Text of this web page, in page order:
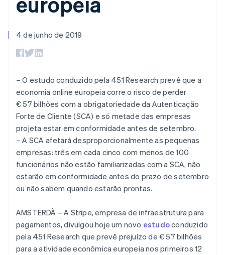
de 125
Authorization
de aceitação
Link
Checkout
Recognition
Automação
de dados
Mais
Product roadmap
Veja o que está chegando
Radar
Prevenção de fraudes
Atlas
Incorporação de startups
Remoção de carbono
Marketplaces
SaaS
Por setor
Empresas de IA
Economia de criadores
Jogos
Hospitalidade, viagens
e lazer
Seguros
Organizações sem fins
lucrativos
Serviços profissionais
Varejo
Ecossistema
Gerenciar assinaturas
Emita cartões
Recursos
Integrações de
aplicativos
Exemplos de códigos
desenvolvedores
Status da API
Plano de ação do
Conferência anual das
Contato
Fale com a equipe de
Seja um parceiro
4 de junho de 2019
– O estudo conduzido pela 451 Research prevê que a
economia online europeia corre o risco de perder
€ 57 bilhões com a obrigatoriedade da Autenticação
Forte de Cliente (SCA) e só metade das empresas
projeta estar em conformidade antes de setembro.
– A SCA afetará desproporcionalmente as pequenas
empresas: três em cada cinco com menos de 100
funcionários não estão familiarizadas com a SCA, não
estarão em conformidade antes do prazo de setembro
ou não sabem quando estarão prontas.
AMSTERDÃ – A Stripe, empresa de infraestrutura para
pagamentos, divulgou hoje um novo estudoconduzido
pela 451 Research que prevê prejuízo de € 57 bilhões
para a atividade econômica europeia nos primeiros 12